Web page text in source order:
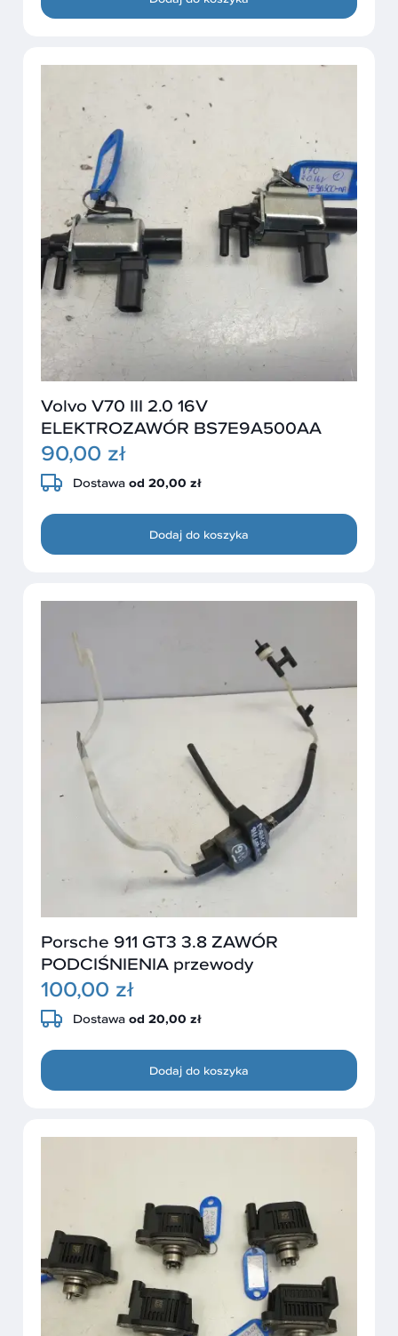
Volvo V70 III 2.0 16V
ELEKTROZAWÓR BS7E9A500AA
90,00 zł
Dostawa od 20,00 zł
Dodaj do koszyka
Porsche 911 GT3 3.8 ZAWÓR
PODCIŚNIENIA przewody
100,00 zł
Dostawa od 20,00 zł
Dodaj do koszyka